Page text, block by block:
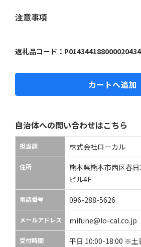
注意事項
返礼品コード：
カートへ追加
自治体への問い合わせはこちら
担当課 株式会社ローカル
住所
熊本県熊本市西区春
ビル4F
電話番号 096-288-5626
メールアドレス mifune@lo-cal.co.jp
受付時間
平日 10:00-18:00 ※土